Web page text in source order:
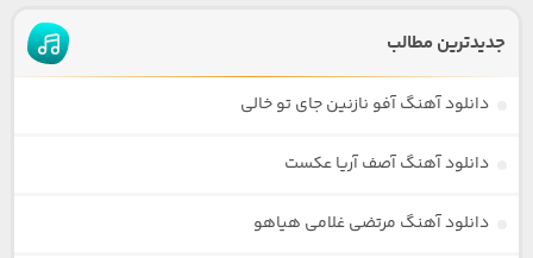
جدیدترین مطالب
دانلود آهنگ آفو نازنین جای تو خالی
دانلود آهنگ آصف آریا عکست
دانلود آهنگ مرتضی غلامی هیاهو